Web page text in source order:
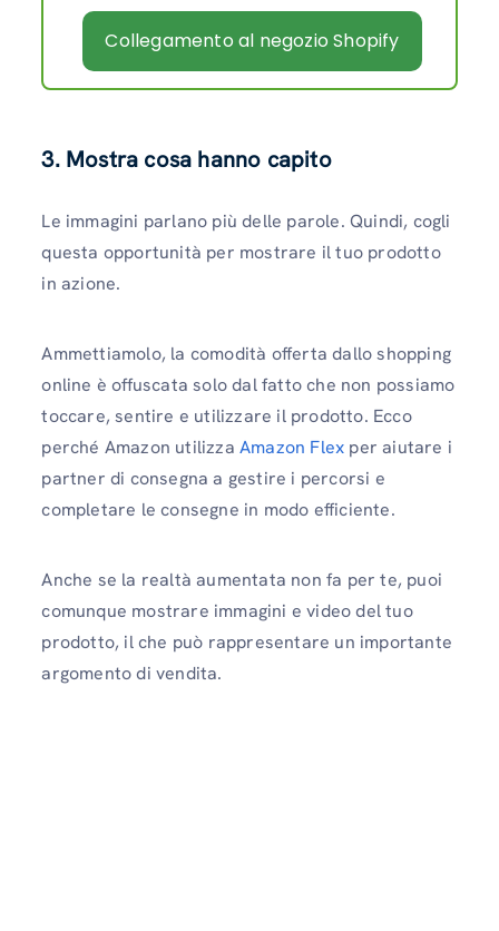
Collegamento al negozio Shopify
3. Mostra cosa hanno capito
Le immagini parlano più delle parole. Quindi, cogli
questa opportunità per mostrare il tuo prodotto
in azione.
Ammettiamolo, la comodità offerta dallo shopping
online è offuscata solo dal fatto che non possiamo
toccare, sentire e utilizzare il prodotto. Ecco
perché Amazon utilizza Amazon Flex per aiutare i
partner di consegna a gestire i percorsi e
completare le consegne in modo efficiente.
Anche se la realtà aumentata non fa per te, puoi
comunque mostrare immagini e video del tuo
prodotto, il che può rappresentare un importante
argomento di vendita.